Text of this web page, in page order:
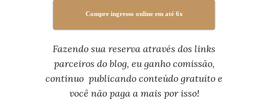
Compre ingresso online em até 6x
Fazendo sua reserva através dos links
parceiros do blog, eu ganho comissão,
continuo publicando conteúdo gratuito e
você não paga a mais por isso!